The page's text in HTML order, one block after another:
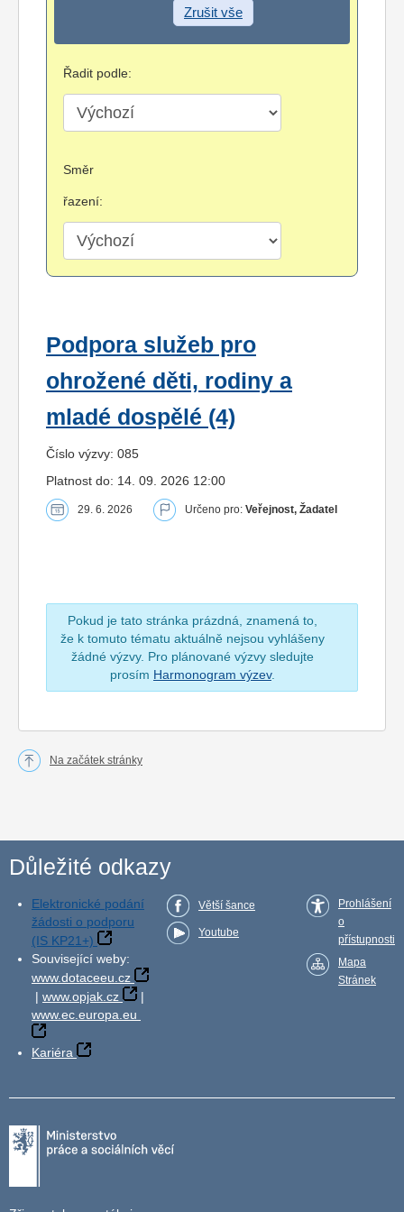
Zrušit vše
Řadit podle:
Směr
řazení:
Podpora služeb pro
ohrožené děti, rodiny a
mladé dospělé (4)
Číslo výzvy: 085
Platnost do: 14. 09. 2026 12:00
29. 6. 2026 Určeno pro: Veřejnost, Žadatel
Pokud je tato stránka prázdná, znamená to,
že k tomuto tématu aktuálně nejsou vyhlášeny
žádné výzvy. Pro plánované výzvy sledujte
prosím Harmonogram výzev.
Na začátek stránky
Důležité odkazy
Elektronické podání
žádosti o podporu
(IS KP21+)
Související weby:
www.dotaceeu.cz
| www.opjak.cz
|
www.ec.europa.eu
Kariéra
Větší šance
Youtube
Prohlášení
o
přístupnosti
Mapa
Stránek